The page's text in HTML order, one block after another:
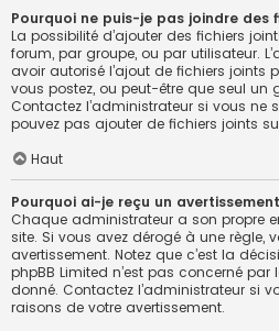
Pourquoi ne puis-je pas joindre des
La possibilité d’ajouter des fichiers
forum, par groupe, ou par utilisateur.
avoir autorisé l’ajout de fichiers joints
vous postez, ou peut-être que seul un
Contactez l’administrateur si vous ne
pouvez pas ajouter de fichiers joints
Haut
Pourquoi ai-je reçu un
Chaque administrateur a son propre
site. Si vous avez dérogé à une règle,
avertissement. Notez que c’est la
phpBB Limited n’est pas concerné par
donné. Contactez l’administrateur si
raisons de votre avertissement.